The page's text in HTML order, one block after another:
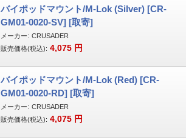
バイポッドマウント/M-Lok (Silver) [CR-
GM01-0020-SV] [取寄]
メーカー: CRUSADER
販売価格(税込): 4,075 円
バイポッドマウント/M-Lok (Red) [CR-
GM01-0020-RD] [取寄]
メーカー: CRUSADER
販売価格(税込): 4,075 円